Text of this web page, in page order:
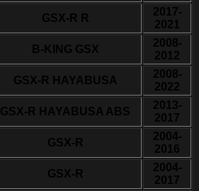
GSX-R R
2017-
2021
B-KING GSX
2008-
2012
GSX-R HAYABUSA
2008-
2022
GSX-R HAYABUSA ABS
2013-
2017
GSX-R
2004-
2016
GSX-R
2004-
2017